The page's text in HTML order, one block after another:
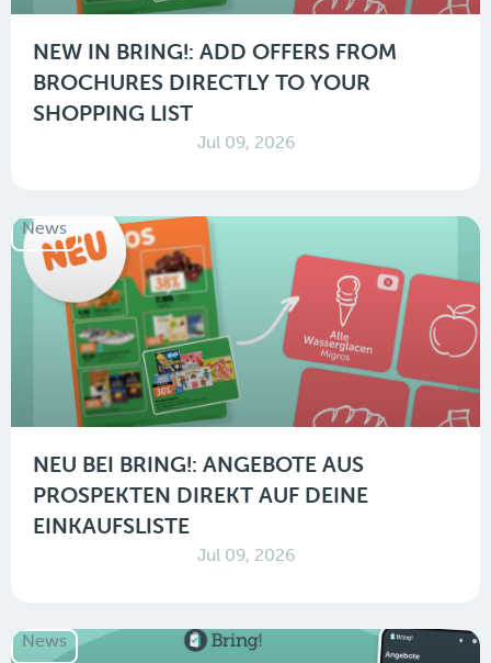
NEW IN BRING!: ADD OFFERS FROM
BROCHURES DIRECTLY TO YOUR
SHOPPING LIST
Jul 09, 2026
News
NEU BEI BRING!: ANGEBOTE AUS
PROSPEKTEN DIREKT AUF DEINE
EINKAUFSLISTE
Jul 09, 2026
News